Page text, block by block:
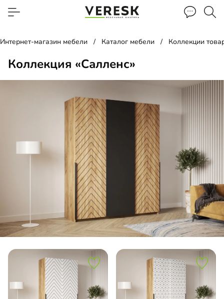
Интернет-магазин мебели Каталог мебели Коллекции
Коллекция «Салленс»